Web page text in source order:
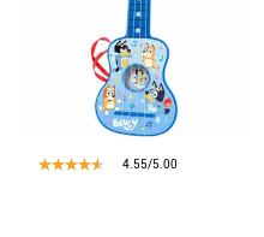
4.55/5.00